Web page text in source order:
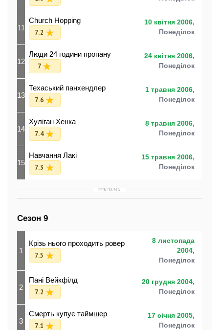
11
Church Hopping
7.2
10 квітня 2006,
Понеділок
12
Люди 24 години пропану
7
24 квітня 2006,
Понеділок
13
Техаський панхендлер
7.6
1 травня 2006,
Понеділок
14
Хуліган Хенка
7.4
8 травня 2006,
Понеділок
15
Навчання Лакі
7.3
15 травня 2006,
Понеділок
РЕКЛАМА
Сезон 9
1
Крізь нього проходить ровер
7.5
8 листопада
2004,
Понеділок
2
Пані Вейкфілд
7.2
20 грудня 2004,
Понеділок
3
Смерть купує таймшер
7.1
17 січня 2005,
Понеділок